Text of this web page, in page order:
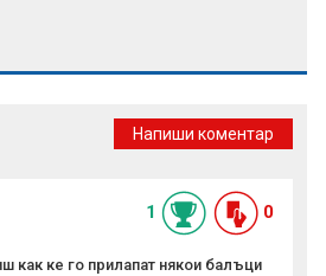
Напиши коментар
1 0
как ке го прилапат някои балъци